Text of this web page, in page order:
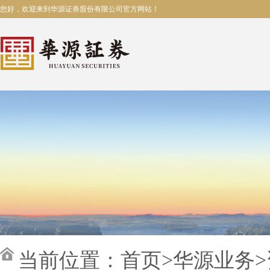
您好，欢迎来到华源证券股份有限公司官方网站！
当前位置： 首页>华源业务>